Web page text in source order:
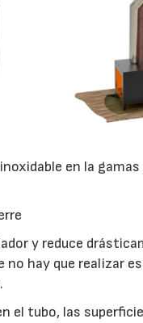
en la
y reduce
no hay que realizar
el tubo, las